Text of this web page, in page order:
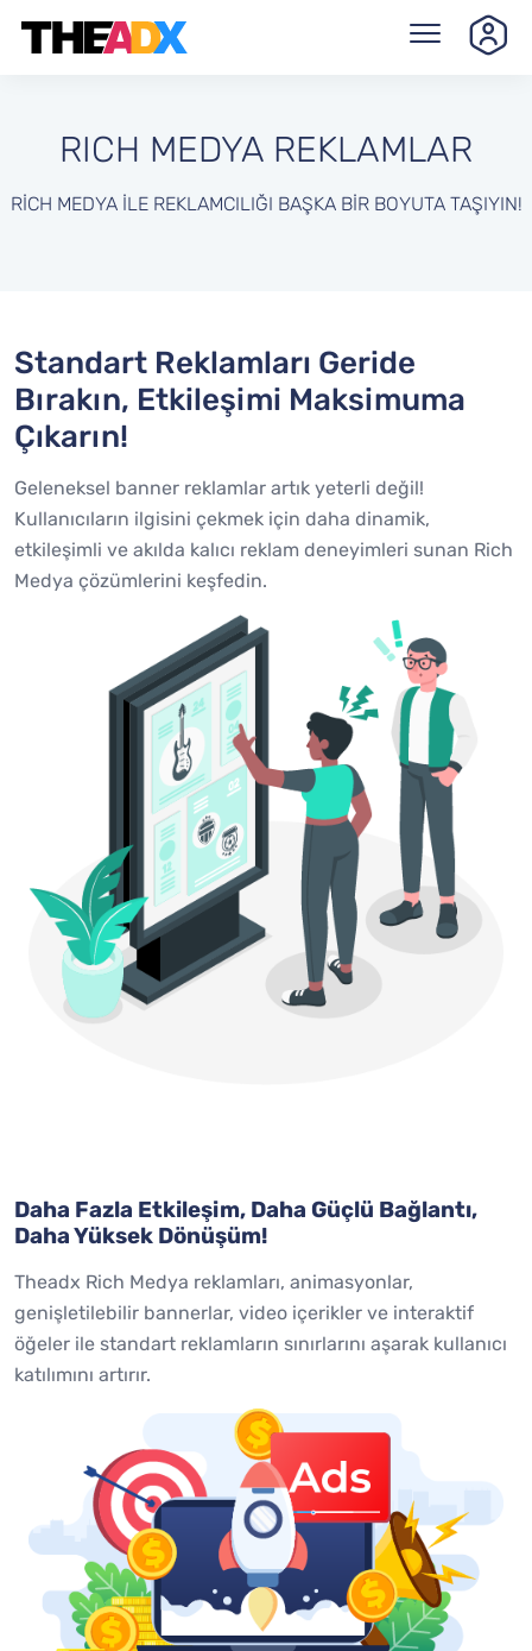
RICH MEDYA REKLAMLAR
RICH MEDYA ILE REKLAMCILIĞI BAŞKA BIR BOYUTA TAŞIYIN!
Standart Reklamları Geride
Bırakın, Etkileşimi Maksimuma
Çıkarın!
Geleneksel banner reklamlar artık yeterli değil!
Kullanıcıların ilgisini çekmek için daha dinamik,
etkileşimli ve akılda kalıcı reklam deneyimleri sunan Rich
Medya çözümlerini keşfedin.
Daha Fazla Etkileşim, Daha Güçlü Bağlantı,
Daha Yüksek Dönüşüm!
Theadx Rich Medya reklamları, animasyonlar,
genişletilebilir bannerlar, video içerikler ve interaktif
öğeler ile standart reklamların sınırlarını aşarak kullanıcı
katılımını artırır.